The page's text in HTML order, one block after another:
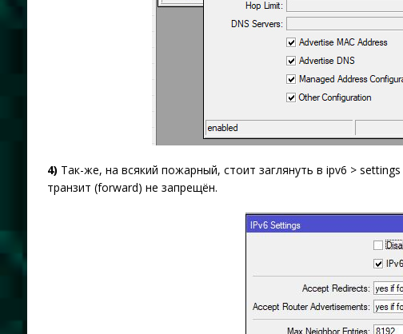
4) Так-же, на всякий пожарный, стоит заглянуть в ipv6 >
транзит (forward) не запрещён.